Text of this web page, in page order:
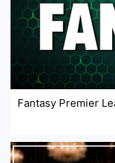
Fantasy Premier